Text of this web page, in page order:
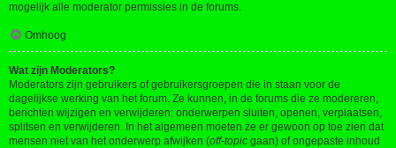
mogelijk alle moderator permissies in de forums.
Omhoog
Wat zijn Moderators?
Moderators zijn gebruikers of gebruikersgroepen die in staan voor de
dagelijkse werking van het forum. Ze kunnen, in de forums die ze modereren,
berichten wijzigen en verwijderen; onderwerpen sluiten, openen, verplaatsen,
splitsen en verwijderen. In het algemeen moeten ze er gewoon op toe zien dat
mensen niet van het onderwerp afwijken (off-topic gaan) of ongepaste inhoud